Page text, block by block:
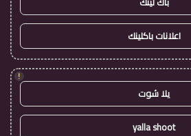
اعلانات باكلينك
!
يلا شوت
yalla shoot